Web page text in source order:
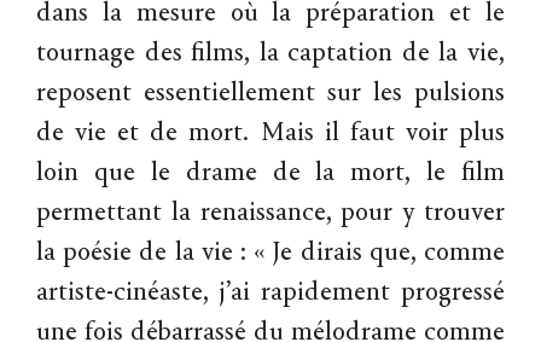
dans la mesure où la préparation et le
tournage des films, la captation de la vie,
reposent essentiellement sur les pulsions
de vie et de mort. Mais il faut voir plus
loin que le drame de la mort, le film
permettant la renaissance, pour y trouver
la poésie de la vie : « Je dirais que, comme
artiste-cinéaste, j’ai rapidement progressé
une fois débarrassé du mélodrame comme